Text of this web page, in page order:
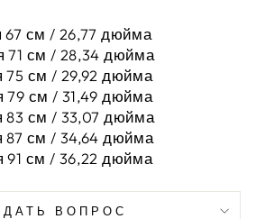
67 см / 26,77 дюйма
71 см / 28,34 дюйма
75 см / 29,92 дюйма
79 см / 31,49 дюйма
83 см / 33,07 дюйма
87 см / 34,64 дюйма
91 см / 36,22 дюйма
ВОПРОС